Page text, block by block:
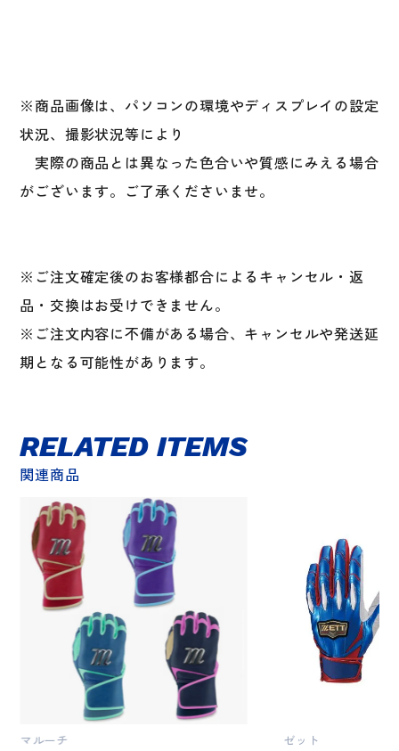
※商品画像は、パソコンの環境やディスプレイの設定
状況、撮影状況等により
実際の商品とは異なった色合いや質感にみえる場合
がございます。ご了承くださいませ。
※ご注文確定後のお客様都合によるキャンセル・返
品・交換はお受けできません。
※ご注文内容に不備がある場合、キャンセルや発送延
期となる可能性があります。
関連商品
RELATED ITEMS
マルーチ ゼット